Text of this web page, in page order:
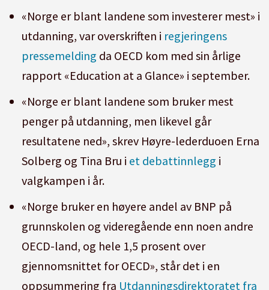
«Norge er blant landene som investerer mest» i
utdanning, var overskriften i regjeringens
pressemelding da OECD kom med sin årlige
rapport «Education at a Glance» i september.
«Norge er blant landene som bruker mest
penger på utdanning, men likevel går
resultatene ned», skrev Høyre-lederduoen Erna
Solberg og Tina Bru i et debattinnlegg i
valgkampen i år.
«Norge bruker en høyere andel av BNP på
grunnskolen og videregående enn noen andre
OECD-land, og hele 1,5 prosent over
gjennomsnittet for OECD», står det i en
oppsummering fra Utdanningsdirektoratet fra